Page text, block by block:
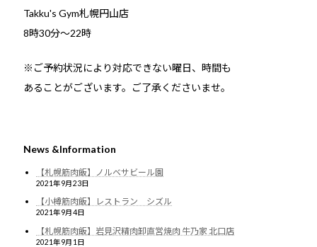
Takku's Gym札幌円山店
8時30分～22時
※ご予約状況により対応できない曜日、時間も
あることがございます。ご了承くださいませ。
News &Information
【札幌筋肉飯】ノルベサビール園
2021年9月23日
【小樽筋肉飯】レストラン シズル
2021年9月4日
【札幌筋肉飯】岩見沢精肉卸直営焼肉 牛乃家 北口店
2021年9月1日